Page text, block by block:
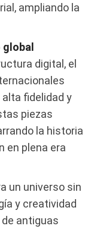
ampliando la
digital, el
fidelidad y
piezas
la historia
en plena era
un universo sin
y creatividad
antiguas